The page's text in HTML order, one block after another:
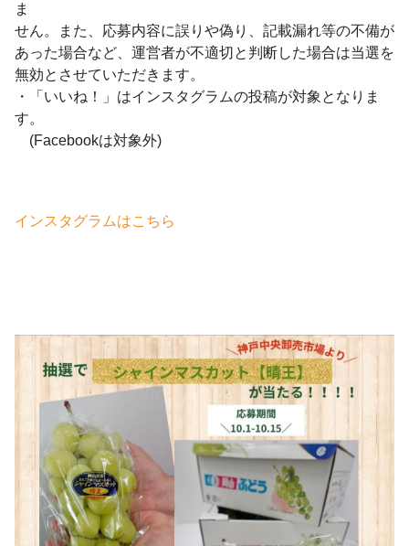
ま
せん。また、応募内容に誤りや偽り、記載漏れ等の不備が
あった場合など、運営者が不適切と判断した場合は当選を
無効とさせていただきます。
・「いいね！」はインスタグラムの投稿が対象となりま
す。
(Facebookは対象外)
インスタグラムはこちら